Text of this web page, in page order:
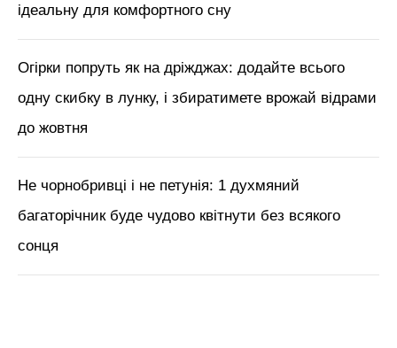
ідеальну для комфортного сну
Огірки попруть як на дріжджах: додайте всього
одну скибку в лунку, і збиратимете врожай відрами
до жовтня
Не чорнобривці і не петунія: 1 духмяний
багаторічник буде чудово квітнути без всякого
сонця